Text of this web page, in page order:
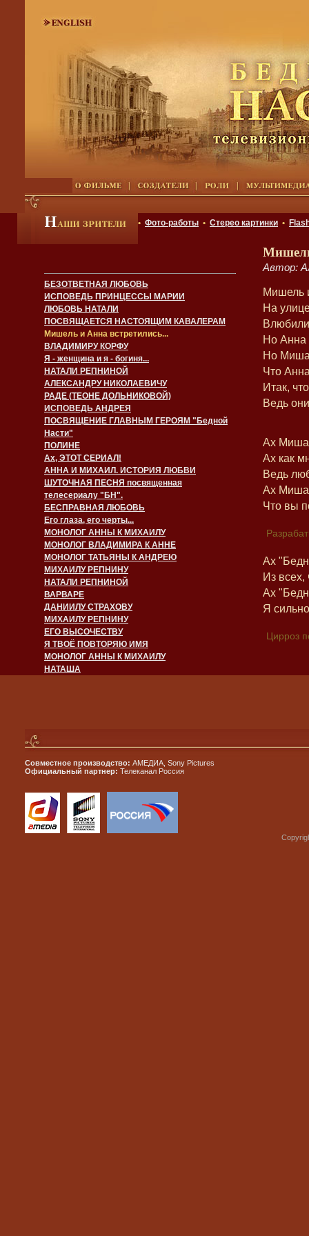
• Фото-работы • Стерео картинки •
БЕЗОТВЕТНАЯ ЛЮБОВЬ
ИСПОВЕДЬ ПРИНЦЕССЫ МАРИИ
ЛЮБОВЬ НАТАЛИ
ПОСВЯЩАЕТСЯ НАСТОЯЩИМ КАВАЛЕРАМ
Мишель и Анна встретились...
ВЛАДИМИРУ КОРФУ
Я - женщина и я - богиня...
НАТАЛИ РЕПНИНОЙ
АЛЕКСАНДРУ НИКОЛАЕВИЧУ
РАДЕ (ТЕОНЕ ДОЛЬНИКОВОЙ)
ИСПОВЕДЬ АНДРЕЯ
ПОСВЯЩЕНИЕ ГЛАВНЫМ ГЕРОЯМ "Бедной
Насти"
ПОЛИНЕ
Ах, ЭТОТ СЕРИАЛ!
АННА И МИХАИЛ. ИСТОРИЯ ЛЮБВИ
ШУТОЧНАЯ ПЕСНЯ посвященная
телесериалу "БН".
БЕСПРАВНАЯ ЛЮБОВЬ
Его глаза, его черты...
МОНОЛОГ АННЫ К МИХАИЛУ
МОНОЛОГ ВЛАДИМИРА К АННЕ
МОНОЛОГ ТАТЬЯНЫ К АНДРЕЮ
МИХАИЛУ РЕПНИНУ
НАТАЛИ РЕПНИНОЙ
ВАРВАРЕ
ДАНИИЛУ СТРАХОВУ
МИХАИЛУ РЕПНИНУ
ЕГО ВЫСОЧЕСТВУ
Я ТВОЁ ПОВТОРЯЮ ИМЯ
МОНОЛОГ АННЫ К МИХАИЛУ
НАТАША
Автор:
Мишель
На
Но Анна
Но Миша
Что
Итак,
Ведь
Ах
Ах как
Ведь
Ах Миша
Что вы
Ах
Из всех,
Ах
Я
Цирроз
Совместное производство: АМЕДИА, Sony Pictures
Официальный партнер: Телеканал Россия